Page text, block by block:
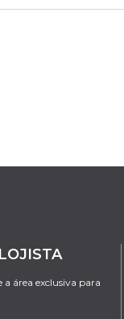
a área exclusiva para